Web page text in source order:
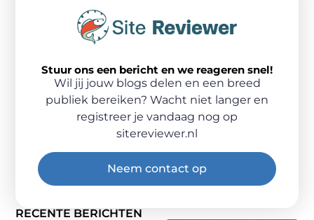
RECENTE BERICHTEN
Stuur ons een bericht en we reageren snel!
Wil jij jouw blogs delen en een breed
publiek bereiken? Wacht niet langer en
registreer je vandaag nog op
sitereviewer.nl
Neem contact op